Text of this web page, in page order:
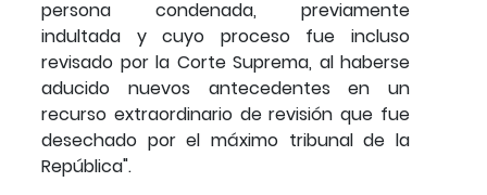
persona condenada, previamente
indultada y cuyo proceso fue incluso
revisado por la Corte Suprema, al haberse
aducido nuevos antecedentes en un
recurso extraordinario de revisión que fue
desechado por el máximo tribunal de la
República".